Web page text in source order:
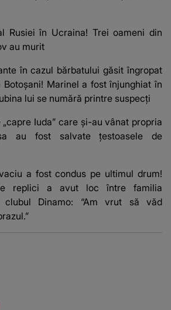
Rusiei în Ucraina! Trei oameni din
au murit
în cazul bărbatului găsit îngropat
Marinel a fost înjunghiat în
lui se numără printre suspecți
Iuda” care și-au vânat propria
au fost salvate țestoasele de
a fost condus pe ultimul drum!
replici a avut loc între familia
clubul Dinamo: “Am vrut să văd